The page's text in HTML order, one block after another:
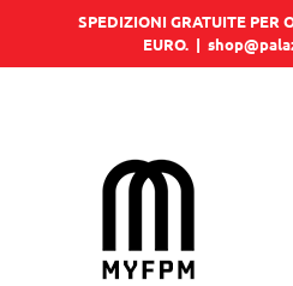
SPEDIZIONI GRATUITE PER
EURO. |